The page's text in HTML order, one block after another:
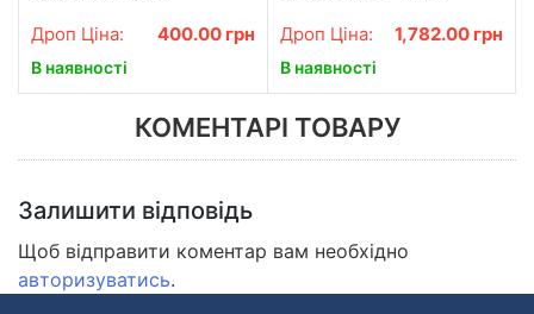
багатофункціональний
міксер з металевою чашею
Дроп Ціна: 400.00 грн
В наявності
Дроп Ціна: 1,782.00 грн
В наявності
КОМЕНТАРІ ТОВАРУ
Залишити відповідь
Щоб відправити коментар вам необхідно
авторизуватись.